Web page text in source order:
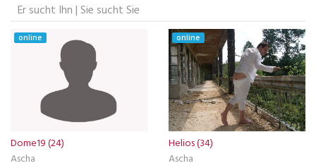
Er sucht Ihn | Sie sucht Sie
online
Dome19 (24)
Ascha
online
Helios (34)
Ascha